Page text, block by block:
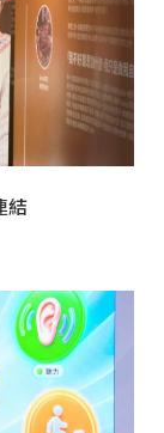
結